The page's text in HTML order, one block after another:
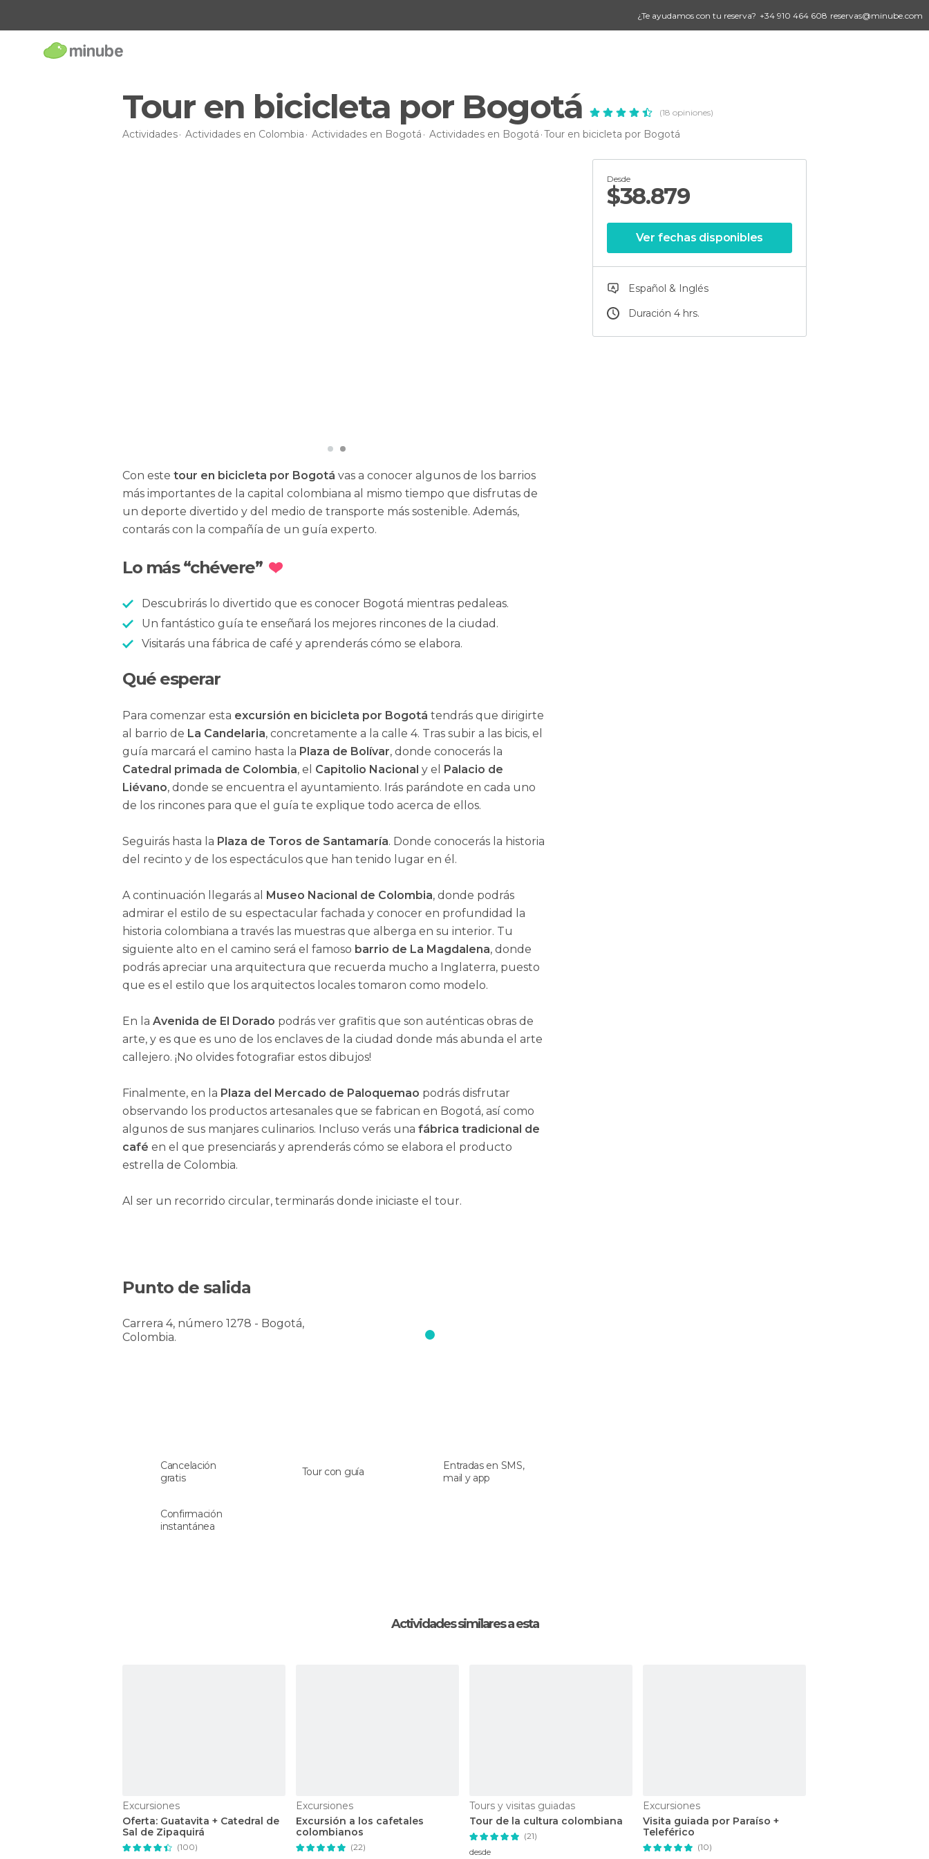
¿Te ayudamos con tu reserva? +34 910 464 608 reservas@minube.com
Tour en bicicleta por Bogotá (18 opiniones)
Actividades Actividades en Colombia Actividades en Bogotá Actividades en Bogotá Tour en bicicleta por Bogotá
Desde
$38.879
Ver fechas disponibles
Español & Inglés
Duración 4 hrs.
Con este tour en bicicleta por Bogotá vas a conocer algunos de los barrios
más importantes de la capital colombiana al mismo tiempo que disfrutas de
un deporte divertido y del medio de transporte más sostenible. Además,
contarás con la compañía de un guía experto.
Lo más “chévere”
Descubrirás lo divertido que es conocer Bogotá mientras pedaleas.
Un fantástico guía te enseñará los mejores rincones de la ciudad.
Visitarás una fábrica de café y aprenderás cómo se elabora.
Qué esperar
Para comenzar esta excursión en bicicleta por Bogotá tendrás que dirigirte
al barrio de La Candelaria, concretamente a la calle 4. Tras subir a las bicis, el
guía marcará el camino hasta la Plaza de Bolívar, donde conocerás la
Catedral primada de Colombia, el Capitolio Nacional y el Palacio de
Liévano, donde se encuentra el ayuntamiento. Irás parándote en cada uno
de los rincones para que el guía te explique todo acerca de ellos.
Seguirás hasta la Plaza de Toros de Santamaría. Donde conocerás la historia
del recinto y de los espectáculos que han tenido lugar en él.
A continuación llegarás al Museo Nacional de Colombia, donde podrás
admirar el estilo de su espectacular fachada y conocer en profundidad la
historia colombiana a través las muestras que alberga en su interior. Tu
siguiente alto en el camino será el famoso barrio de La Magdalena, donde
podrás apreciar una arquitectura que recuerda mucho a Inglaterra, puesto
que es el estilo que los arquitectos locales tomaron como modelo.
En la Avenida de El Dorado podrás ver grafitis que son auténticas obras de
arte, y es que es uno de los enclaves de la ciudad donde más abunda el arte
callejero. ¡No olvides fotografiar estos dibujos!
Finalmente, en la Plaza del Mercado de Paloquemao podrás disfrutar
observando los productos artesanales que se fabrican en Bogotá, así como
algunos de sus manjares culinarios. Incluso verás una fábrica tradicional de
café en el que presenciarás y aprenderás cómo se elabora el producto
estrella de Colombia.
Al ser un recorrido circular, terminarás donde iniciaste el tour.
Punto de salida
Carrera 4, número 1278 - Bogotá,
Colombia.
Cancelación
gratis
Tour con guía
Entradas en SMS,
mail y app
Confirmación
instantánea
Actividades similares a esta
Excursiones
Oferta: Guatavita + Catedral de
Sal de Zipaquirá
(100)
Excursiones
Excursión a los cafetales
colombianos
(22)
Tours y visitas guiadas
Tour de la cultura colombiana
(21)
desde
Excursiones
Visita guiada por Paraíso +
Teleférico
(10)